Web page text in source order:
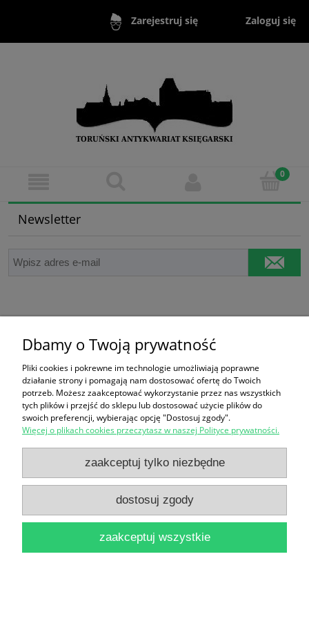
Zarejestruj się Zaloguj się
Newsletter
Ten produkt jest niedostępny.
Zakupy
Pomoc
Moje konto
Informacje
pokaż pełną wersję strony
Sklep internetowy Shoper Premium
Dbamy o Twoją prywatność
Pliki cookies i pokrewne im technologie umożliwiają poprawne
działanie strony i pomagają nam dostosować ofertę do Twoich
potrzeb. Możesz zaakceptować wykorzystanie przez nas wszystkich
tych plików i przejść do sklepu lub dostosować użycie plików do
swoich preferencji, wybierając opcję "Dostosuj zgody".
Więcej o plikach cookies przeczytasz w naszej Polityce prywatności.
zaakceptuj tylko niezbędne
dostosuj zgody
zaakceptuj wszystkie